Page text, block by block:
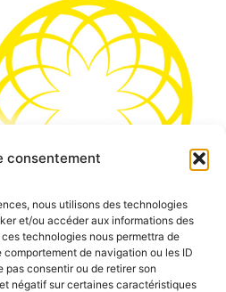
consentement
nous utilisons des technologies
et/ou accéder aux informations des
technologies nous permettra de
de navigation ou les ID
pas consentir ou de retirer son
négatif sur certaines caractéristiques
à gagner du temps et vous
sur l’essentiel de votre
métier